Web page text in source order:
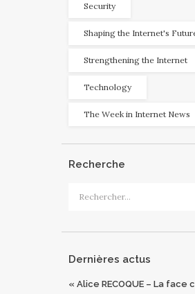
Security
Shaping the Internet's
Strengthening the Internet
Technology
The Week in Internet News
Recherche
Dernières actus
« Alice RECOQUE – La face